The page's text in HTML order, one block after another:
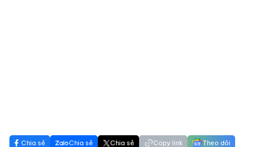
Chia sẻ Chia sẻ Chia sẻ Copy link Theo dõi